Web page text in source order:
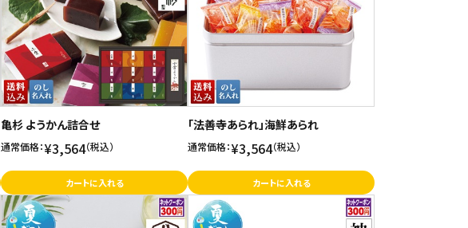
亀杉 ようかん詰合せ
通常価格：¥3,564（税込）
カートに入れる
「法善寺あられ」海鮮あられ
通常価格：¥3,564（税込）
カートに入れる